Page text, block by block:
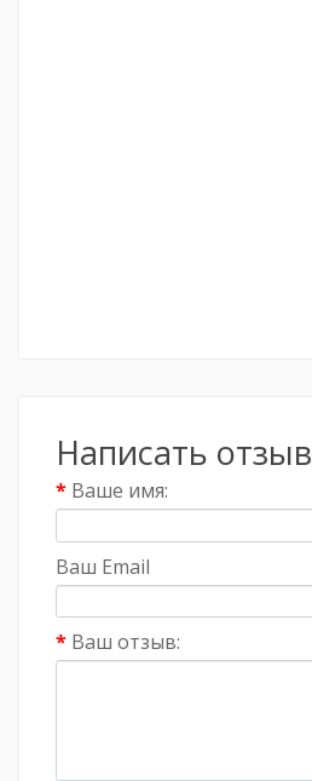
Написать отзыв
Ваше имя:
Ваш Email
Ваш отзыв: